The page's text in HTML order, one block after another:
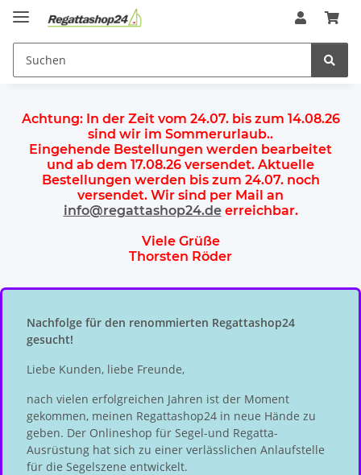
Achtung: In der Zeit vom 24.07. bis zum 14.08.26
sind wir im Sommerurlaub..
Eingehende Bestellungen werden bearbeitet
und ab dem 17.08.26 versendet. Aktuelle
Bestellungen werden bis zum 24.07.noch
versendet. Wir sind per Mail an
info@regattashop24.deerreichbar.
Viele Grüße
Thorsten Röder
Nachfolge für den renommierten Regattashop24
gesucht!
Liebe Kunden, liebe Freunde,
nach vielen erfolgreichen Jahren ist der Moment
gekommen, meinen Regattashop24 in neue Hände zu
geben. Der Onlineshop für Segel-und Regatta-
Ausrüstung hat sich zu einer verlässlichen Anlaufstelle
für die Segelszene entwickelt.